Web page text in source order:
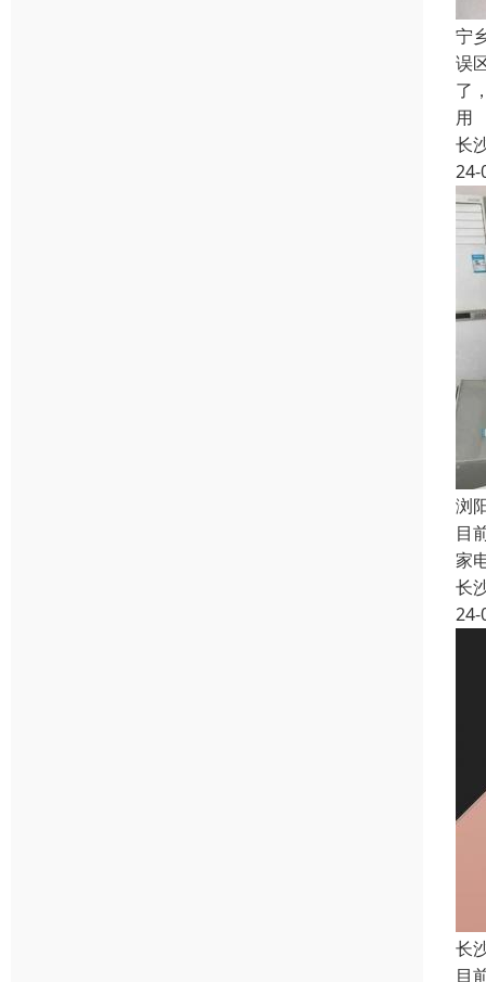
宁
误
了
用
长
24-
浏
目
家
长
24-
长
目